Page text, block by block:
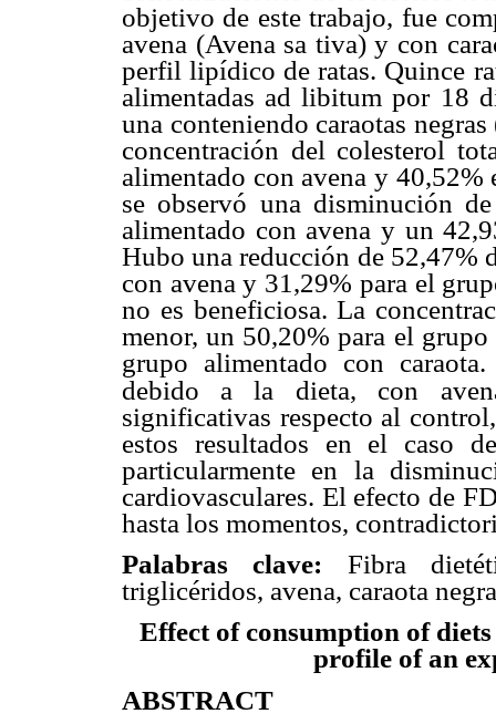
objetivo de este trabajo, fue
avena (Avena sa tiva) y con
perfil lipídico de ratas. Quince
alimentadas ad libitum por 18
una conteniendo caraotas
concentración del colesterol
alimentado con avena y 40,52%
se observó una disminución
alimentado con avena y un
Hubo una reducción de 52,47%
con avena y 31,29% para el
no es beneficiosa. La
menor, un 50,20% para el
grupo alimentado con
debido a la
dieta, con
significativas respecto al
estos resultados en el caso
particularmente en la
cardiovasculares. El efecto de
hasta los momentos,
Palabras clave: Fibra
triglicéridos, avena, caraota
Effect of consumption of
profile of an
ABSTRACT